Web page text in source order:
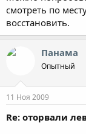
смотреть по
восстановить.
Панама
Опытный
11 Ноя 2009
Re: оторвали